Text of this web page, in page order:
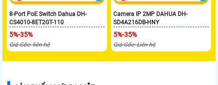
8-Port PoE Switch Dahua DH-
CS4010-8ET2GT-110
5%-35%
Giá Gốc: liên hệ
Camera IP 2MP DAHUA DH-
SD4A216DB-HNY
5%-35%
Giá Gốc: Liên hệ